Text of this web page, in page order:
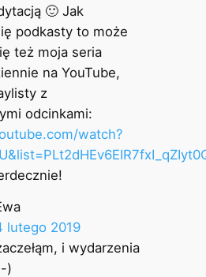
🙂 Jak
podkasty to może
też moja seria
na YouTube,
z
odcinkami:
watch?
lutego 2019
i wydarzenia
)